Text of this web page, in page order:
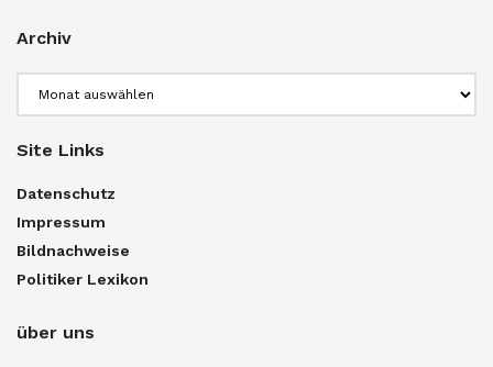
Archiv
Site Links
Datenschutz
Impressum
Bildnachweise
Politiker Lexikon
über uns